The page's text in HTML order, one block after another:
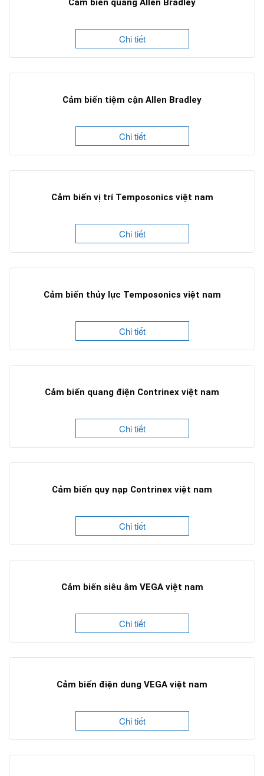
Cảm biến quang Allen Bradley
Chi tiết
Cảm biến tiệm cận Allen Bradley
Chi tiết
Cảm biến vị trí Temposonics việt nam
Chi tiết
Cảm biến thủy lực Temposonics việt nam
Chi tiết
Cảm biến quang điện Contrinex việt nam
Chi tiết
Cảm biến quy nạp Contrinex việt nam
Chi tiết
Cảm biến siêu âm VEGA việt nam
Chi tiết
Cảm biến điện dung VEGA việt nam
Chi tiết